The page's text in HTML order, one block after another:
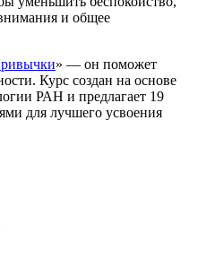
и общее
» — он поможет
Курс создан на основе
РАН и предлагает 19
для лучшего усвоения